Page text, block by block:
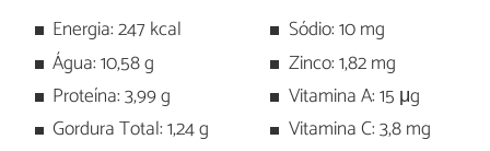
Energia: 247 kcal
Água: 10,58 g
Proteína: 3,99 g
Gordura Total: 1,24 g
Sódio: 10 mg
Zinco: 1,82 mg
Vitamina A: 15 μg
Vitamina C: 3,8 mg